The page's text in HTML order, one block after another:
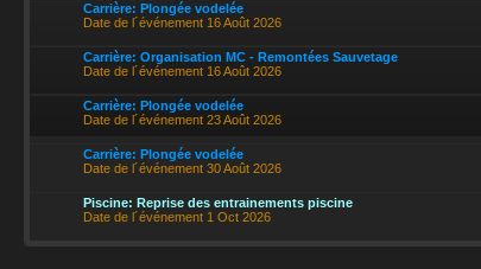
Carrière: Plongée vodelée
Date de l´événement 16 Août 2026
Carrière: Organisation MC - Remontées Sauvetage
Date de l´événement 16 Août 2026
Carrière: Plongée vodelée
Date de l´événement 23 Août 2026
Carrière: Plongée vodelée
Date de l´événement 30 Août 2026
Piscine: Reprise des entrainements piscine
Date de l´événement 1 Oct 2026